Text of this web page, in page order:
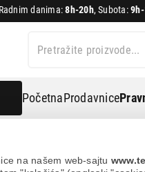
na našem web-sajtu
Radnim danima:8h-20h, Subota:
PočetnaProdavnice